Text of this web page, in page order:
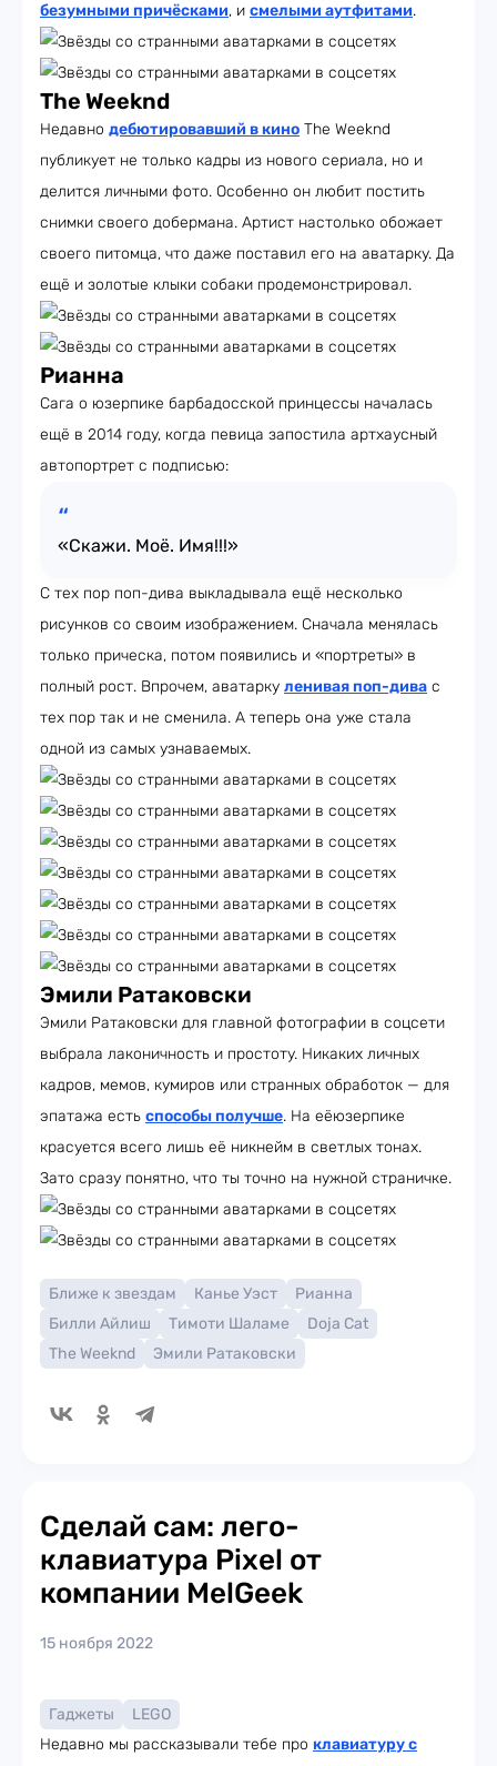
безумными причёсками, и смелыми аутфитами.
The Weeknd
Недавно дебютировавший в кино The Weeknd
публикует не только кадры из нового сериала, но и
делится личными фото. Особенно он любит постить
снимки своего добермана. Артист настолько обожает
своего питомца, что даже поставил его на аватарку. Да
ещё и золотые клыки собаки продемонстрировал.
Рианна
Сага о юзерпике барбадосской принцессы началась
ещё в 2014 году, когда певица запостила артхаусный
автопортрет с подписью:
«Скажи. Моё. Имя!!!»
С тех пор поп-дива выкладывала ещё несколько
рисунков со своим изображением. Сначала менялась
только прическа, потом появились и «портреты» в
полный рост. Впрочем, аватарку ленивая поп-дива с
тех пор так и не сменила. А теперь она уже стала
одной из самых узнаваемых.
Эмили Ратаковски
Эмили Ратаковски для главной фотографии в соцсети
выбрала лаконичность и простоту. Никаких личных
кадров, мемов, кумиров или странных обработок — для
эпатажа есть способы получше. На еёюзерпике
красуется всего лишь её никнейм в светлых тонах.
Зато сразу понятно, что ты точно на нужной страничке.
Ближе к звездам Канье Уэст
Рианна
Билли Айлиш
Тимоти Шаламе
Doja Cat
The Weeknd
Эмили Ратаковски
Сделай сам: лего-
клавиатура Pixel от
компании MelGeek
15 ноября 2022
Гаджеты
LEGO
Недавно мы рассказывали тебе про клавиатуру с